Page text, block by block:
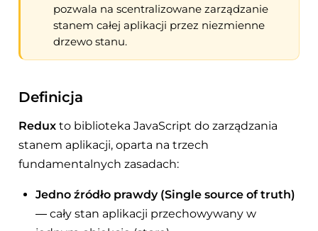
pozwala na scentralizowane zarządzanie
stanem całej aplikacji przez niezmienne
drzewo stanu.
Definicja
Redux to biblioteka JavaScript do zarządzania
stanem aplikacji, oparta na trzech
fundamentalnych zasadach:
Jedno źródło prawdy (Single source of truth)
— cały stan aplikacji przechowywany w